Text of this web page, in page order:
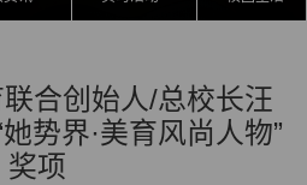
合创始人/总校长汪
势界·美育风尚人物”
奖项